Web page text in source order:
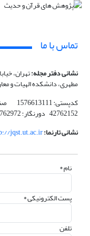
تماس با ما
نشانی دفتر مجله:تهران،
مطهری، دانشکده الهیات و
42762152 دورنگار: 42762972
نشانی تارنما:jqst.ut.ac.ir
نام *
پست الکترونیکی *
تلفن